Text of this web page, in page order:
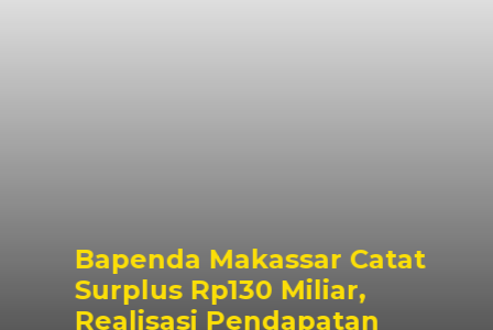
Bapenda Makassar Catat
Surplus Rp130 Miliar,
Realisasi Pendapatan